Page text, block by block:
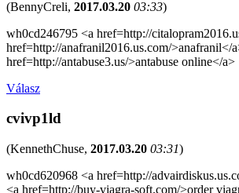
(BennyCreli, 2017.03.20 03:33)
wh0cd246795 <a href=http://
href=http://anafranil2016.us.com/>anafranil</
href=http://antabuse3.us/>antabuse online</a>
Válasz
cvivp1ld
(KennethChuse, 2017.03.20 03:31)
wh0cd620968 <a href=http://
<a href=http://buy-viagra-soft.com/>order